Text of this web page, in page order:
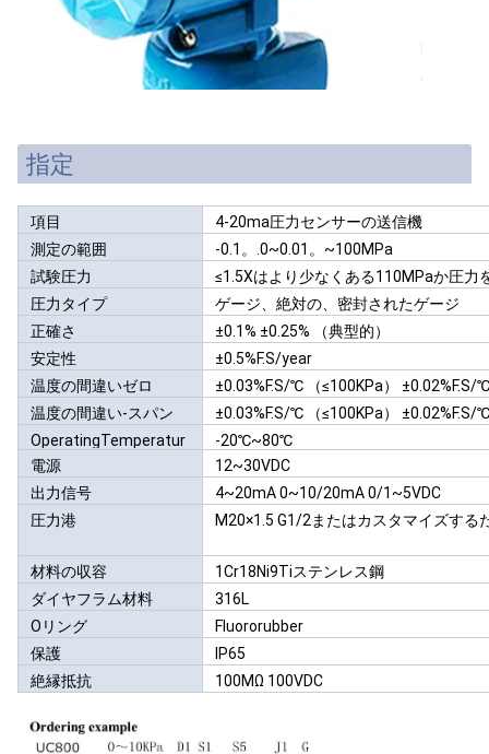
指定
項目
4-20ma圧力センサーの送信機
測定の範囲
-0.1。.0~0.01。~100MPa
試験圧力
≤1.5Xはより少なくある110MPaか圧力
圧力タイプ
ゲージ、絶対の、密封されたゲージ
正確さ
±0.1% ±0.25% （典型的）
安定性
±0.5%F.S/year
温度の間違いゼロ
±0.03%F.S/℃ （≤100KPa） ±0.02%F.S/
温度の間違い-スパン
±0.03%F.S/℃ （≤100KPa） ±0.02%F.S/
OperatingTemperatur
eRange
-20℃~80℃
電源
12~30VDC
出力信号
4~20mA 0~10/20mA 0/1~5VDC
圧力港
M20×1.5 G1/2またはカスタマイズする
材料の収容
1Cr18Ni9Tiステンレス鋼
ダイヤフラム材料
316L
Oリング
Fluororubber
保護
IP65
絶縁抵抗
100MΩ 100VDC